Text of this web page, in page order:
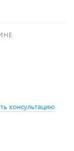
консультацию